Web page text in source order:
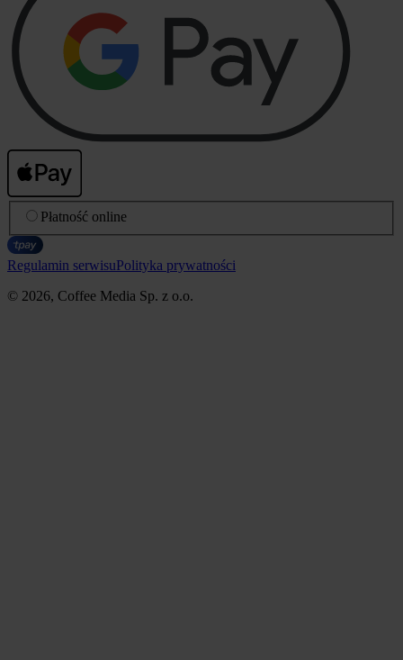
Płatność online
Regulamin serwisuPolityka prywatności
© 2026, Coffee Media Sp. z o.o.